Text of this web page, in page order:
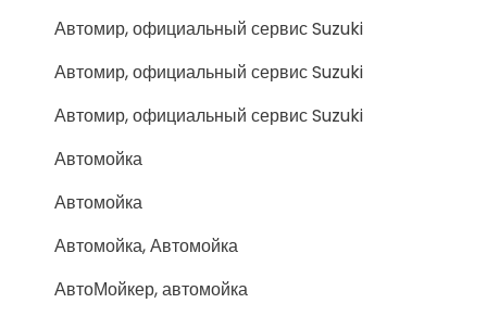
Автомир, официальный сервис Suzuki
Автомир, официальный сервис Suzuki
Автомир, официальный сервис Suzuki
Автомойка
Автомойка
Автомойка, Автомойка
АвтоМойкер, автомойка